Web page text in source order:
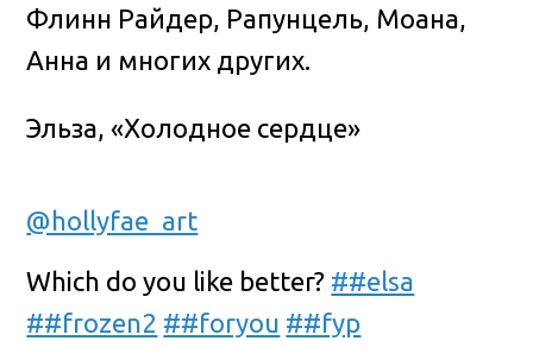
Флинн Райдер, Рапунцель, Моана,
Анна и многих других.
Эльза, «Холодное сердце»
@hollyfae_art
Which do you like better? ##elsa
##frozen2 ##foryou ##fyp